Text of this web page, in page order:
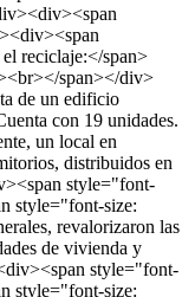
reciclaje:</span>
span></div>
de un edificio
con 19 unidades.
un local en
distribuidos en
style="font-
style="font-size:
revalorizaron las
de vivienda y
style="font-
style="font-size: